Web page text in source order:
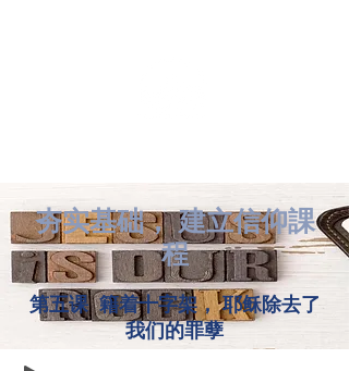
夯实基础， 建立信仰課
程
第五课 籍着十字架， 耶稣除去了
我们的罪孽